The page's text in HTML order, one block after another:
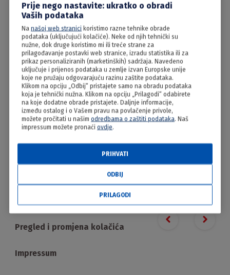
20.06.2022
Krpice sa zeljem
Previous slide
Next
Pregled i promjena kolačića
Impressum
Prije nego nastavite: ukratko o obradi
Vaših podataka
Na našoj web stranici koristimo razne tehnike obrade
podataka (uključujući kolačiće). Neke od njih tehnički su
nužne, dok druge koristimo mi ili treće strane za
prilagođavanje postavki web stranice, izradu statistika ili za
prikaz personaliziranih (marketinških) sadržaja. Navedeno
uključuje i prijenos podataka u zemlje izvan Europske unije
koje ne pružaju odgovarajuću razinu zaštite podataka.
Klikom na opciju „Odbij“ pristajete samo na obradu podataka
koja je tehnički nužna. Klikom na opciju „Prilagodi“ odabirete
na koje dodatne obrade pristajete. Daljnje informacije,
između ostalog i o Vašem pravu na povlačenje privole,
možete pročitati u našim odredbama o zaštiti podataka. Naš
impressum možete pronaći ovdje.
ODBIJ
PRIHVATI
PRILAGODI